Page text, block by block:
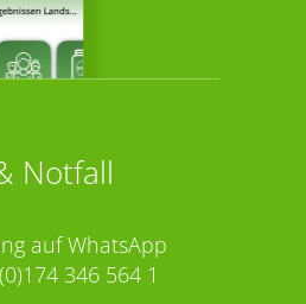
Notfall
auf WhatsApp
346 564 1